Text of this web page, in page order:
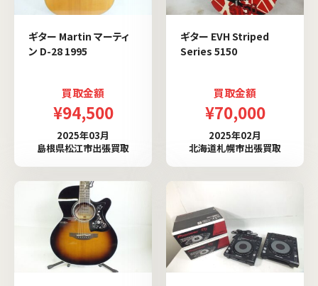
ギター Martin マーティ
ン D-28 1995
買取金額
¥94,500
2025年03月
島根県松江市出張買取
ギター EVH Striped
Series 5150
買取金額
¥70,000
2025年02月
北海道札幌市出張買取